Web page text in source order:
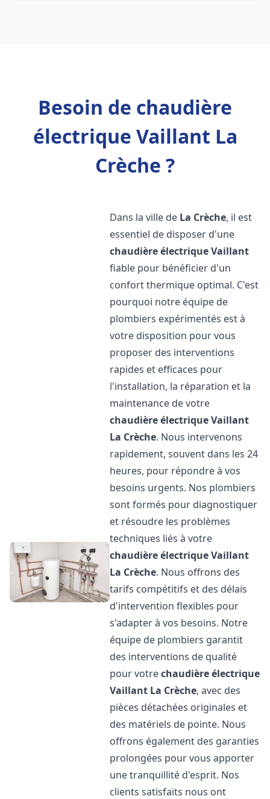
Besoin de chaudière
électrique Vaillant La
Crèche ?
Dans la ville de La Crèche, il est
essentiel de disposer d'une
chaudière électrique Vaillant
fiable pour bénéficier d'un
confort thermique optimal. C'est
pourquoi notre équipe de
plombiers expérimentés est à
votre disposition pour vous
proposer des interventions
rapides et efficaces pour
l'installation, la réparation et la
maintenance de votre
chaudière électrique Vaillant
La Crèche. Nous intervenons
rapidement, souvent dans les 24
heures, pour répondre à vos
besoins urgents. Nos plombiers
sont formés pour diagnostiquer
et résoudre les problèmes
techniques liés à votre
chaudière électrique Vaillant
La Crèche. Nous offrons des
tarifs compétitifs et des délais
d'intervention flexibles pour
s'adapter à vos besoins. Notre
équipe de plombiers garantit
des interventions de qualité
pour votrechaudière électrique
Vaillant La Crèche, avec des
pièces détachées originales et
des matériels de pointe. Nous
offrons également des garanties
prolongées pour vous apporter
une tranquillité d'esprit. Nos
clients satisfaits nous ont